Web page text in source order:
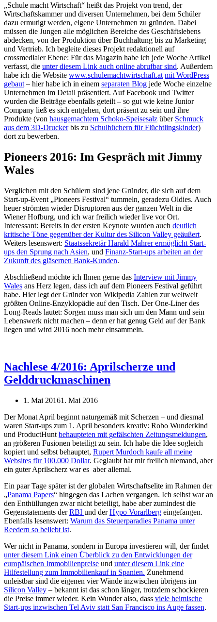
„Schule macht Wirtschaft“ heißt das Projekt von trend, der
Wirtschaftskammer und diversen Unternehmen, bei dem Schüler
dazu ermutigt werden, eigene Unternehmen zu gründen. Dabei
müssen die Jungen alle möglichen Bereiche des Geschäftslebens
abdecken, von der Produktion über Buchhaltung bis zu Marketing
und Vertrieb. Ich begleite dieses Projekt redaktionell auf
crossmedialer Ebene: Für das Magazin habe ich jede Woche Artikel
verfasst, die unter diesem Link auch online abrufbar sind. Außerdem
habe ich die Website www.schulemachtwirtschaft.at mit WordPress
gebaut – hier habe ich in einem separaten Blog jede Woche einzelne
Unternehmen im Detail präsentiert. Auf Facebook und Twitter
wurden die Beiträge ebenfalls geteilt – so gut wie keine Junior
Company ließ es sich entgehen, dort präsent zu sein und ihre
Produkte (von hausgemachtem Schoko-Speisesalz über Schmuck
aus dem 3D-Druckerbis zu Schulbüchern für Flüchtlingskinder)
dort zu bewerben.
Pioneers 2016: Im Gespräch mit Jimmy
Wales
Verglichen mit den Schülern sind jene Gründer, die sich auf dem
Start-up-Event „Pioneers Festival“ tummeln, geradezu Oldies. Auch
heuer strömten wieder Disruptoren aus der ganzen Welt in die
Wiener Hofburg, und ich war freilich wieder live vor Ort.
Interessant: Bereits in der ersten Keynote wurden auch deutlich
kritische Töne gegenüber der Kultur des Silicon Valley geäußert.
Weiters lesenswert: Staatssekretär Harald Mahrer ermöglicht Start-
ups den Sprung nach Asien, und Finanz-Start-ups arbeiten an der
Zukunft des gläsernen Bank-Kunden.
Abschließend möchte ich Ihnen gerne das Interview mit Jimmy
Wales ans Herz legen, dass ich auf dem Pioneers Festival geführt
habe. Hier legt der Gründer von Wikipedia Zahlen zur weltweit
größten Online-Enzyklopädie auf den Tisch. Der One-Liner des
Long-Reads lautet: Sorgen muss man sich um den Mann und sein
Lebenswerk nicht machen – denn er hat genug Geld auf der Bank
liegen und wird 2016 noch mehr einsammeln.
Nachlese 4/2016: Aprilscherze und
Gelddruckmaschinen
1. Mai 20161. Mai 2016
Der Monat April beginnt naturgemäß mit Scherzen – und diesmal
waren Start-ups zum 1. April besonders kreativ: Robo Wunderkind
und ProductHunt behaupteten mit gefälschten Zeitungsmeldungen,
an größeren Fusionen beteiligt zu sein. Ich habe die Idee sogleich
kopiert und selbst behauptet, Rupert Murdoch kaufe all meine
Websites für 100.000 Dollar. Geglaubt hat mir freilich niemand, aber
ein guter Aprilscherz war es aber allemal.
Ein paar Tage später ist der globalen Wirtschaftselite im Rahmen der
„Panama Papers“ hingegen das Lachen vergangen. Ich selbst war an
den Enthüllungen zwar nicht beteiligt, habe aber zumindest die
Gegenstatements derRBI und derHypo Vorarlberg eingefangen.
Ebenfalls lesenswert: Warum das Steuerparadies Panama unter
Reedern so beliebt ist.
Wer nicht in Panama, sondern in Europa investieren will, der findet
unter diesem Link einen Überblick zu den Entwicklungen der
europäischen Immobilienpreise und unter diesem Link eine
Hilfestellung zum Immobilienkauf in Spanien. Zunehmend
unleistbar sind die eigenen vier Wände inzwischen übrigens im
Silicon Valley – bekannt ist das schon länger, trotzdem schockieren
die Preise immer wieder. Kein Wunder also, dass viele heimische
Start-ups inzwischen Tel Aviv statt San Francisco ins Auge fassen.